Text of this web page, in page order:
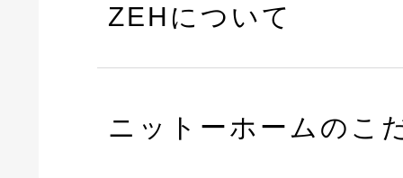
ZEHについて
ニットーホームのこ